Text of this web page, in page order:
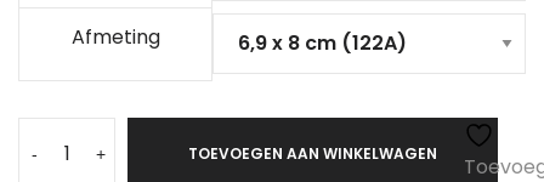
Afmeting
- + TOEVOEGEN AAN WINKELWAGEN